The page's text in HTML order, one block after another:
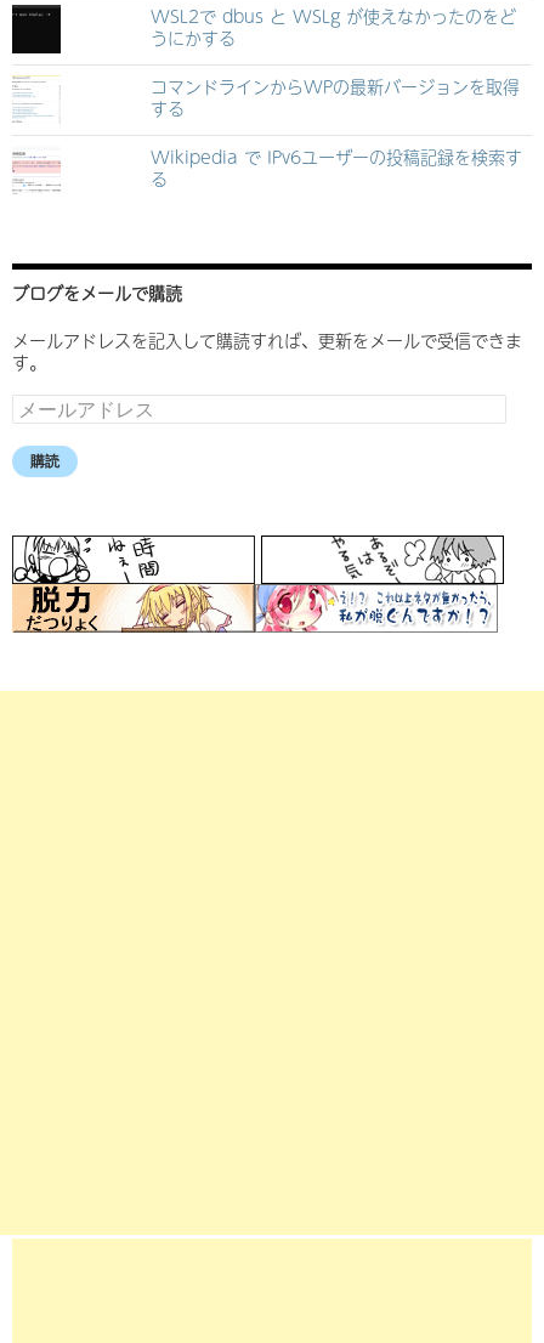
WSL2で dbus と WSLg が使えなかったのをど
うにかする
コマンドラインからWPの最新バージョンを取得
する
Wikipedia で IPv6ユーザーの投稿記録を検索す
る
ブログをメールで購読
メールアドレスを記入して購読すれば、更新をメールで受信できま
す。
メ
ー
ル
ア
ス
購読